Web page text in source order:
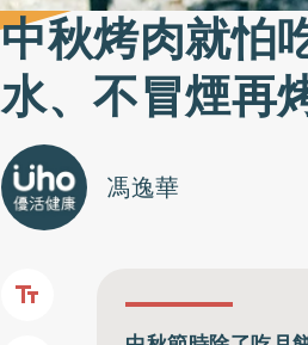
中秋烤肉就怕
水、不冒煙再
馮逸華